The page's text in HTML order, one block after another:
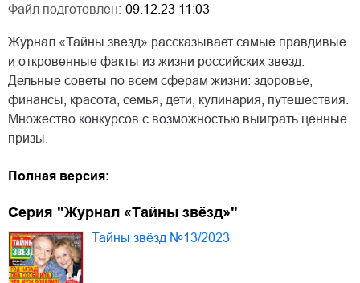
Файл подготовлен: 09.12.23 11:03
Журнал «Тайны звезд» рассказывает самые правдивые
и откровенные факты из жизни российских звезд.
Дельные советы по всем сферам жизни: здоровье,
финансы, красота, семья, дети, кулинария, путешествия.
Множество конкурсов с возможностью выиграть ценные
призы.
Полная версия:
Серия "Журнал «Тайны звёзд»"
Тайны звёзд №13/2023